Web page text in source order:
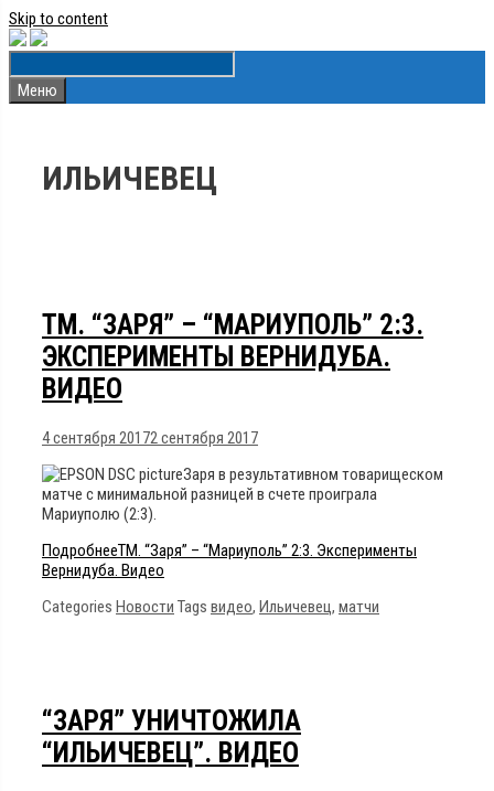
Skip to content
Меню
ИЛЬИЧЕВЕЦ
ТМ. “ЗАРЯ” – “МАРИУПОЛЬ” 2:3.
ЭКСПЕРИМЕНТЫ ВЕРНИДУБА.
ВИДЕО
4 сентября 20172 сентября 2017
Заря в результативном товарищеском
матче с минимальной разницей в счете проиграла
Мариуполю (2:3).
ПодробнееТМ. “Заря” – “Мариуполь” 2:3. Эксперименты
Вернидуба. Видео
Categories Новости Tags видео, Ильичевец, матчи
“ЗАРЯ” УНИЧТОЖИЛА
“ИЛЬИЧЕВЕЦ”. ВИДЕО